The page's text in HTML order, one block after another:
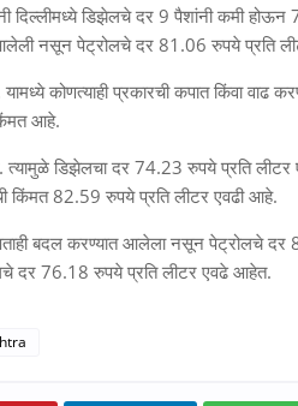
दिल्लीमध्ये डिझेलचे दर 9 पैशांनी कमी
आलेली नसून पेट्रोलचे दर 81.06 रुपये प्रति
कोणत्याही प्रकारची कपात किंवा वाढ
आहे.
डिझेलचा दर 74.23 रुपये प्रति लीटर
किंमत 82.59 रुपये प्रति लीटर एवढी आहे.
बदल करण्यात आलेला नसून पेट्रोलचे
दर 76.18 रुपये प्रति लीटर एवढे आहेत.